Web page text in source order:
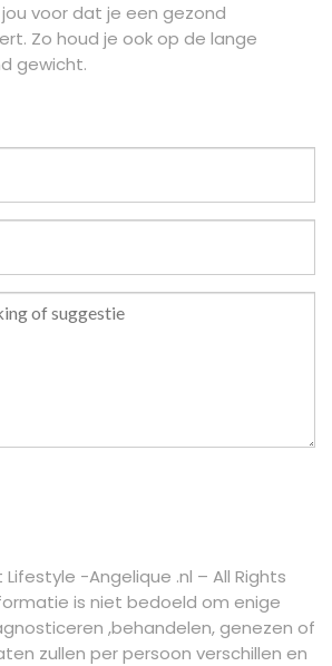
voor dat je een gezond
Zo houd je ook op de lange
gewicht.
-Angelique .nl – All Rights
is niet bedoeld om enige
,behandelen, genezen of
zullen per persoon verschillen en